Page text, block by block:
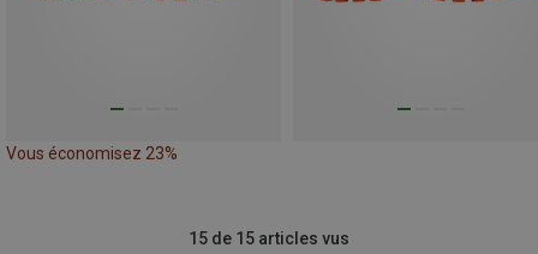
Vous économisez 23%
15 de 15 articles vus